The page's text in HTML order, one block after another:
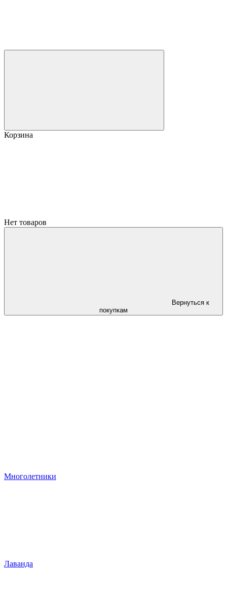
Корзина
Нет товаров
Вернуться к
покупкам
Многолетники
Лаванда